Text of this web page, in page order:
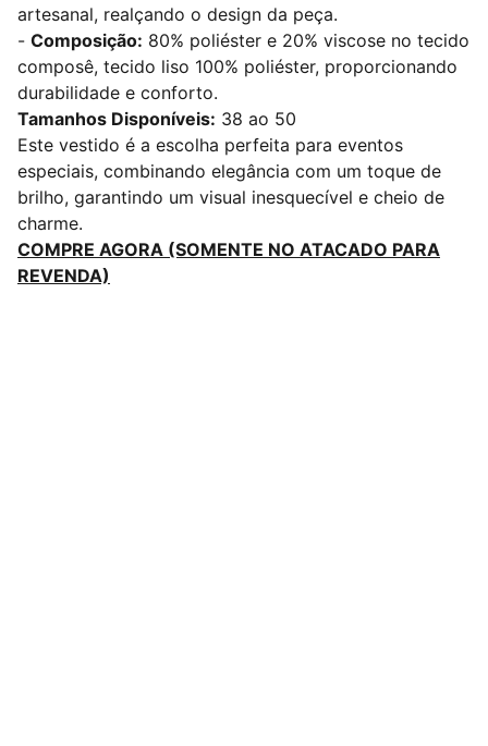
artesanal, realçando o design da peça.
- Composição: 80% poliéster e 20% viscose no tecido
composê, tecido liso 100% poliéster, proporcionando
durabilidade e conforto.
Tamanhos Disponíveis: 38 ao 50
Este vestido é a escolha perfeita para eventos
especiais, combinando elegância com um toque de
brilho, garantindo um visual inesquecível e cheio de
charme.
COMPRE AGORA (SOMENTE NO ATACADO PARA
REVENDA)